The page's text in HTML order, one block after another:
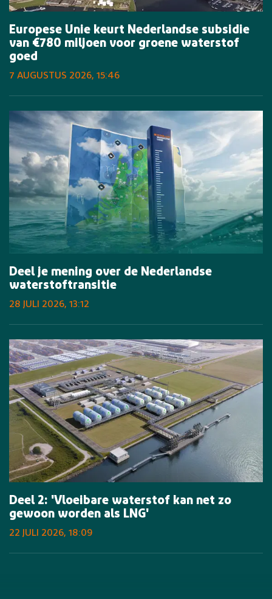
Europese Unie keurt Nederlandse subsidie
van €780 miljoen voor groene waterstof
goed
7 AUGUSTUS 2026, 15:46
Deel je mening over de Nederlandse
waterstoftransitie
28 JULI 2026, 13:12
Deel 2: 'Vloeibare waterstof kan net zo
gewoon worden als LNG'
22 JULI 2026, 18:09